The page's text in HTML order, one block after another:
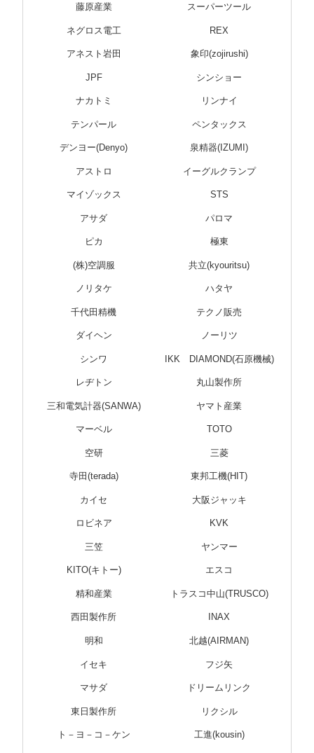
藤原産業 スーパーツール
ネグロス電工 REX
アネスト岩田 象印(zojirushi)
JPF シンショー
ナカトミ リンナイ
テンパール ペンタックス
デンヨー(Denyo) 泉精器(IZUMI)
アストロ イーグルクランプ
マイゾックス STS
アサダ パロマ
ピカ 極東
(株)空調服 共立(kyouritsu)
ノリタケ ハタヤ
千代田精機 テクノ販売
ダイヘン ノーリツ
シンワ IKK DIAMOND(石原機械)
レヂトン 丸山製作所
三和電気計器(SANWA) ヤマト産業
マーベル TOTO
空研 三菱
寺田(terada) 東邦工機(HIT)
カイセ 大阪ジャッキ
ロビネア KVK
三笠 ヤンマー
KITO(キトー) エスコ
精和産業 トラスコ中山(TRUSCO)
西田製作所 INAX
明和 北越(AIRMAN)
イセキ フジ矢
マサダ ドリームリンク
東日製作所 リクシル
ト－ヨ－コ－ケン 工進(kousin)